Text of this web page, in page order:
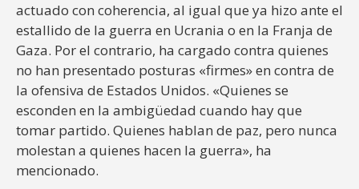
actuado con coherencia, al igual que ya hizo ante el
estallido de la guerra en Ucrania o en la Franja de
Gaza. Por el contrario, ha cargado contra quienes
no han presentado posturas «firmes» en contra de
la ofensiva de Estados Unidos. «Quienes se
esconden en la ambigüedad cuando hay que
tomar partido. Quienes hablan de paz, pero nunca
molestan a quienes hacen la guerra», ha
mencionado.